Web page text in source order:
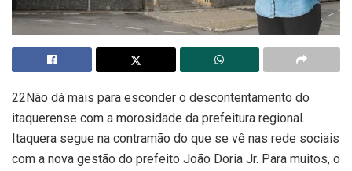
22Não dá mais para esconder o descontentamento do
itaquerense com a morosidade da prefeitura regional.
Itaquera segue na contramão do que se vê nas rede sociais
com a nova gestão do prefeito João Doria Jr. Para muitos, o